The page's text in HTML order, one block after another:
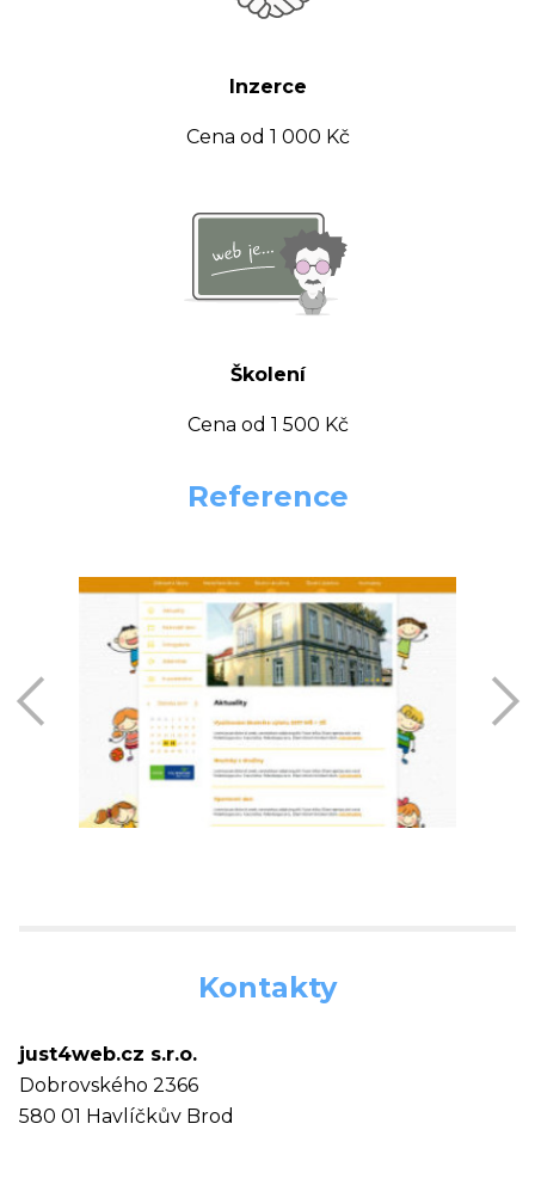
Inzerce
Cena od 1 000 Kč
Školení
Cena od 1 500 Kč
Reference
předchozí
Kontakty
just4web.cz s.r.o.
Dobrovského 2366
580 01 Havlíčkův Brod